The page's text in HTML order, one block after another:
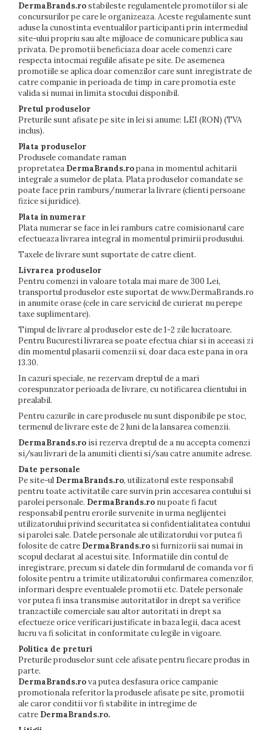
DermaBrands.rostabileste regulamentele promotiilor si ale
concursurilor pe care le organizeaza. Aceste regulamente sunt
aduse la cunostinta eventualilor participanti prin intermediul
site-ului propriu sau alte mijloace de comunicare publica sau
privata. De promotii beneficiaza doar acele comenzi care
respecta intocmai regulile afisate pe site. De asemenea
promotiile se aplica doar comenzilor care sunt inregistrate de
catre companie in perioada de timp in care promotia este
valida si numai in limita stocului disponibil.
Pretul produselor
Preturile sunt afisate pe site in lei si anume: LEI (RON) (TVA
inclus).
Plata produselor
Produsele comandate raman
propretatea DermaBrands.ropana in momentul achitarii
integrale a sumelor de plata. Plata produselor comandate se
poate face prin ramburs/numerar la livrare (clienti persoane
fizice si juridice).
Plata in numerar
Plata numerar se face in lei ramburs catre comisionarul care
efectueaza livrarea integral in momentul primirii produsului.
Taxele de livrare sunt suportate de catre client.
Livrarea produselor
Pentru comenzi in valoare totala mai mare de 300 Lei,
transportul produselor este suportat de www.DermaBrands.ro
in anumite orase (cele in care serviciul de curierat nu perepe
taxe suplimentare).
Timpul de livrare al produselor este de 1-2 zile lucratoare.
Pentru Bucuresti livrarea se poate efectua chiar si in aceeasi zi
din momentul plasarii comenzii si, doar daca este pana in ora
13.30.
In cazuri speciale, ne rezervam dreptul de a mari
corespunzator perioada de livrare, cu notificarea clientului in
prealabil.
Pentru cazurile in care produsele nu sunt disponibile pe stoc,
termenul de livrare este de 2 luni de la lansarea comenzii.
DermaBrands.ro isi rezerva dreptul de a nu accepta comenzi
si/sau livrari de la anumiti clienti si/sau catre anumite adrese.
Date personale
Pe site-ul DermaBrands.ro, utilizatorul este responsabil
pentru toate activitatile care survin prin accesarea contului si
parolei personale. DermaBrands.ro nu poate fi facut
responsabil pentru erorile survenite in urma neglijentei
utilizatorului privind securitatea si confidentialitatea contului
si parolei sale. Datele personale ale utilizatorului vor putea fi
folosite de catre DermaBrands.rosi furnizorii sai numai in
scopul declarat al acestui site. Informatiile din contul de
inregistrare, precum si datele din formularul de comanda vor fi
folosite pentru a trimite utilizatorului confirmarea comenzilor,
informari despre eventualele promotii etc. Datele personale
vor putea fi insa transmise autoritatilor in drept sa verifice
tranzactiile comerciale sau altor autoritati in drept sa
efectueze orice verificari justificate in baza legii, daca acest
lucru va fi solicitat in conformitate cu legile in vigoare.
Politica de preturi
Preturile produselor sunt cele afisate pentru fiecare produs in
parte.
DermaBrands.rova putea desfasura orice campanie
promotionala referitor la produsele afisate pe site, promotii
ale caror conditii vor fi stabilite in intregime de
catre DermaBrands.ro.